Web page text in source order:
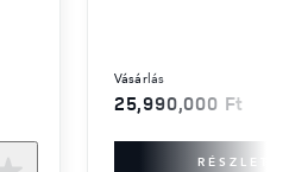
vásárlás
25,990,000 Ft
RÉSZLETEK